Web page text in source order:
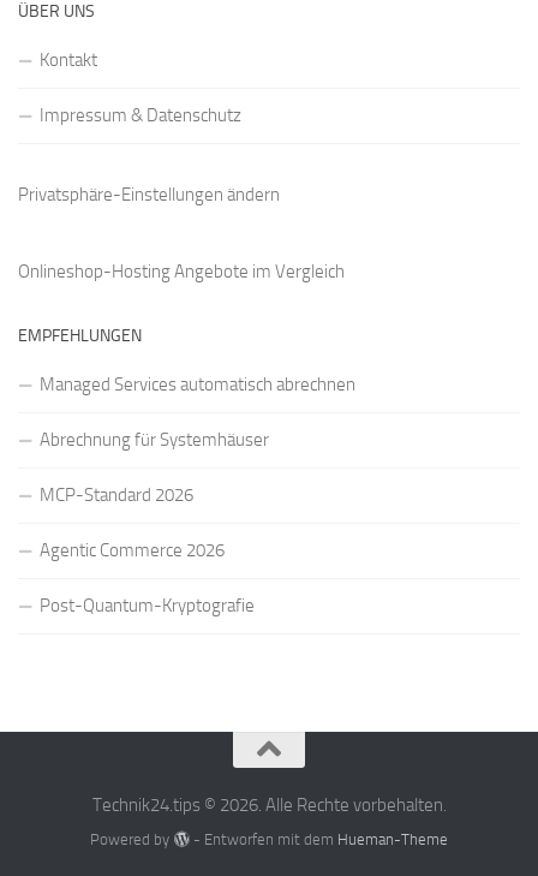
ÜBER UNS
Kontakt
Impressum & Datenschutz
Privatsphäre-Einstellungen ändern
Onlineshop-Hosting Angebote im Vergleich
EMPFEHLUNGEN
Managed Services automatisch abrechnen
Abrechnung für Systemhäuser
MCP-Standard 2026
Agentic Commerce 2026
Post-Quantum-Kryptografie
Technik24.tips © 2026. Alle Rechte vorbehalten.
Powered by - Entworfen mit dem Hueman-Theme